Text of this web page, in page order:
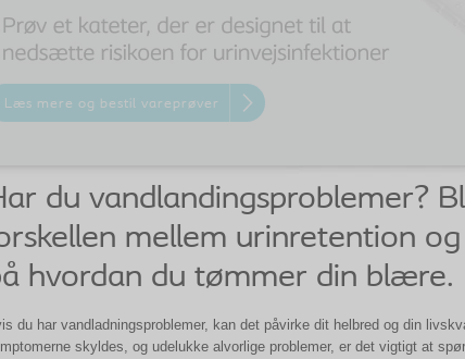
Læs mere og bestil vareprøver
du vandlandingsproblemer?
mellem urinretention
hvordan du tømmer din blære.
du har vandladningsproblemer, kan det påvirke dit helbred og din
skyldes, og udelukke alvorlige problemer, er det vigtigt at